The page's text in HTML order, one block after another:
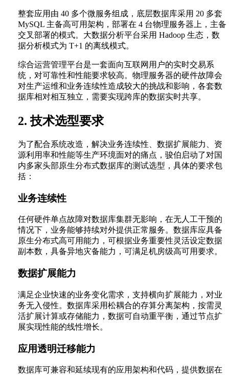
整套应用由 40 多个微服务组成，底层数据库采用 20 多套
MySQL 主备高可用架构，部署在 4 台物理服务器上，主备
交叉部署的模式。大数据分析平台采用 Hadoop 生态，数
据分析模式为 T+1 的离线模式。
综合运营管理平台是一套面向互联网用户的实时交易系
统，对可靠性和性能要求较高。物理服务器的硬件故障会
对生产运维和业务连续性造成较大的挑战和影响，各套数
据库相对相互独立，需要实现跨库的数据实时共享。
2. 技术选型要求
为了配合系统改造，解决业务连续性、数据扩展能力、资
源利用率和性能等生产环境面对的痛点，骏伯启动了对国
内多家头部原生分布式数据库的测试选型，具体的要求包
括：
业务连续性
任何硬件单点故障对数据库集群无影响，在无人工干预的
情况下，业务能够持续对外提供正常服务。数据库应具备
原生分布式高可用能力，可根据业务重要性灵活设定数据
副本数，具备异地灾备能力，可满足机房级高可用要求。
数据扩展能力
满足企业快速的业务变化需求，支持横向扩展能力，对业
务无入侵性。数据库采用松耦合的存算分离架构，按需灵
活扩展计算或存储能力，数据可自动重平衡，通过节点扩
展实现性能的线性增长。
应用透明迁移能力
数据库可兼容和延续现有的应用架构和代码，提供数据在